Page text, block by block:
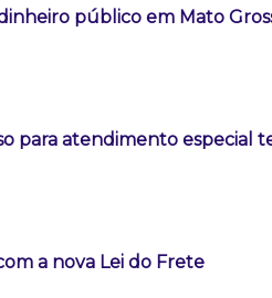
público em Mato
para atendimento especial
a nova Lei do Frete